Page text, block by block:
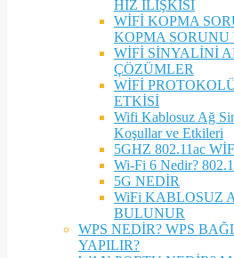
HIZ İLİŞKİSİ
WİFİ KOPMA
KOPMA
WİFİ SİNYALİNİ
ÇÖZÜMLER
WİFİ
ETKİSİ
Wifi Kablosuz Ağ
Koşullar ve Etkileri
5GHZ 802.11ac
Wi-Fi 6 Nedir?
5G NEDİR
WiFi KABLOSUZ
BULUNUR
WPS NEDİR? WPS
YAPILIR?